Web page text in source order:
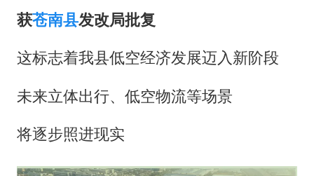
胡彦斌韩磊 谁帮谁
夯实基础开新局
获苍南县发改局批复
这标志着我县低空经济发展迈入新阶段
未来立体出行、低空物流等场景
将逐步照进现实